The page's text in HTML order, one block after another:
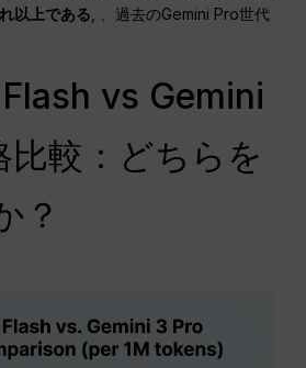
以上である , 、過去のGemini Pro世代
vs Gemini
較：どちらを
？